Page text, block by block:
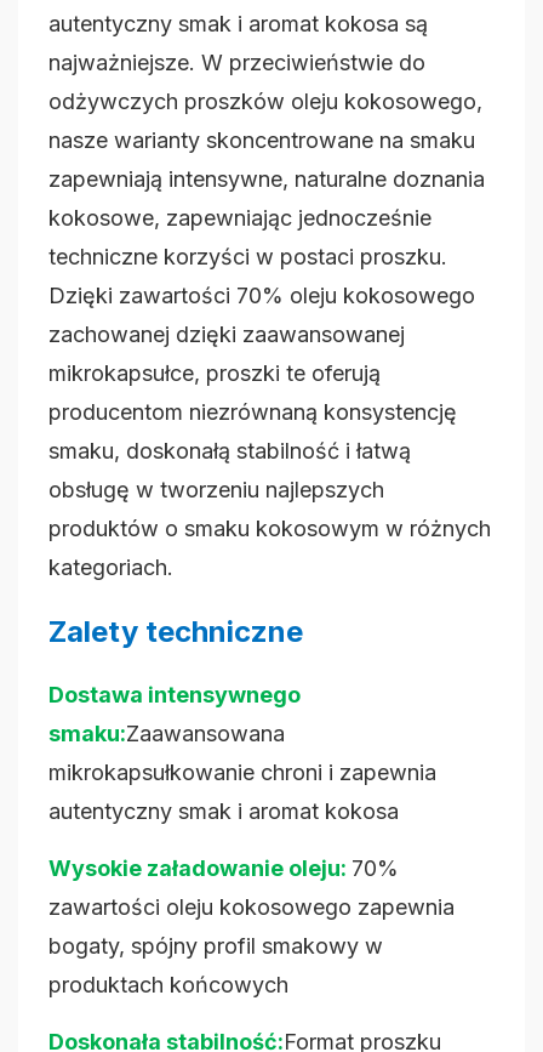
autentyczny smak i aromat kokosa są
najważniejsze. W przeciwieństwie do
odżywczych proszków oleju kokosowego,
nasze warianty skoncentrowane na smaku
zapewniają intensywne, naturalne doznania
kokosowe, zapewniając jednocześnie
techniczne korzyści w postaci proszku.
Dzięki zawartości 70% oleju kokosowego
zachowanej dzięki zaawansowanej
mikrokapsułce, proszki te oferują
producentom niezrównaną konsystencję
smaku, doskonałą stabilność i łatwą
obsługę w tworzeniu najlepszych
produktów o smaku kokosowym w różnych
kategoriach.
Zalety techniczne
Dostawa intensywnego
smaku:Zaawansowana
mikrokapsułkowanie chroni i zapewnia
autentyczny smak i aromat kokosa
Wysokie załadowanie oleju: 70%
zawartości oleju kokosowego zapewnia
bogaty, spójny profil smakowy w
produktach końcowych
Doskonała stabilność:Format proszku